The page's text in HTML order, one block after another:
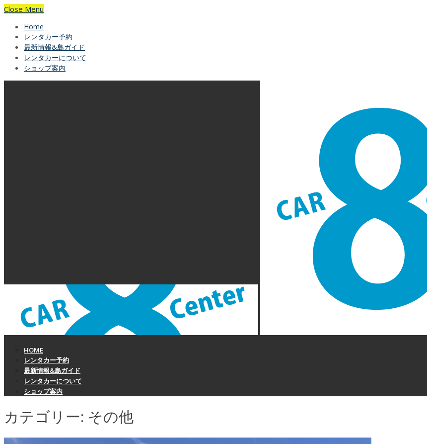
Close Menu
Home
レンタカー予約
最新情報&島ガイド
レンタカーについて
ショップ案内
HOME
レンタカー予約
最新情報&島ガイド
レンタカーについて
ショップ案内
カテゴリー: その他